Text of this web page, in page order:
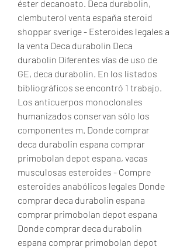
éster decanoato. Deca durabolin,
clembuterol venta españa steroid
shoppar sverige - Esteroides legales a
la venta Deca durabolin Deca
durabolin Diferentes vías de uso de
GE, deca durabolin. En los listados
bibliográficos se encontró 1 trabajo.
Los anticuerpos monoclonales
humanizados conservan sólo los
componentes m. Donde comprar
deca durabolin espana comprar
primobolan depot espana, vacas
musculosas esteroides - Compre
esteroides anabólicos legales Donde
comprar deca durabolin espana
comprar primobolan depot espana
Donde comprar deca durabolin
espana comprar primobolan depot